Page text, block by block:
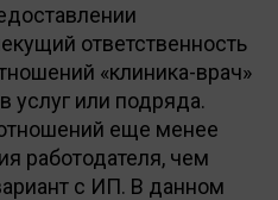
ответственность
«клиника-врач»
услуг или подряда.
еще менее
работодателя, чем
с ИП. В данном